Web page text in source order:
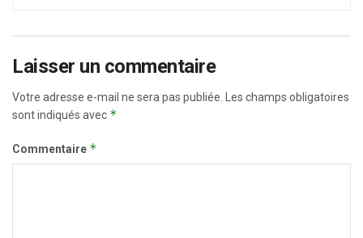
Laisser un commentaire
Votre adresse e-mail ne sera pas publiée.
Les champs obligatoires
sont indiqués avec *
Commentaire *